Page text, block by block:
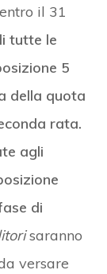
il 31
tutte le
5
della quota
rata.
agli
di
saranno
versare